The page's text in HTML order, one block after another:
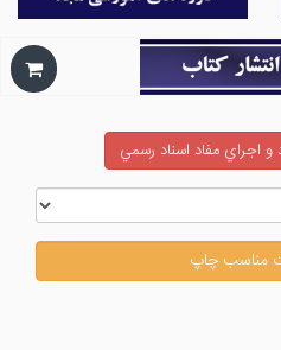
اجراي مفاد اسناد رسمي
مناسب چاپ